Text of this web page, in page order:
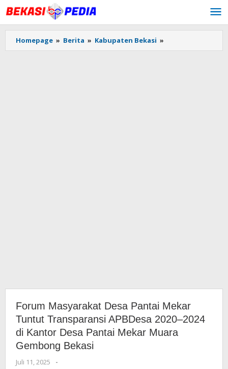
Lewati
ke
konten
Homepage » Berita » Kabupaten Bekasi »
Masyarakat
Forum Masyarakat Desa Pantai Mekar
Tuntut Transparansi APBDesa 2020–2024
di Kantor Desa Pantai Mekar Muara
Gembong Bekasi
Juli 11, 2025
oleh
-